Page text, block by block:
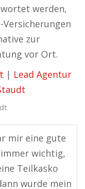
werden,
zur
vor Ort.
| Lead Agentur
mir eine gute
wichtig,
Teilkasko
wurde mein